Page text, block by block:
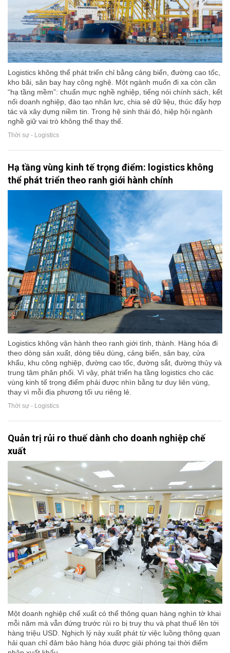
Logistics không thể phát triển chỉ bằng cảng biển, đường cao tốc,
kho bãi, sân bay hay công nghệ. Một ngành muốn đi xa còn cần
“hạ tầng mềm”: chuẩn mực nghề nghiệp, tiếng nói chính sách, kết
nối doanh nghiệp, đào tạo nhân lực, chia sẻ dữ liệu, thúc đẩy hợp
tác và xây dựng niềm tin. Trong hệ sinh thái đó, hiệp hội ngành
nghề giữ vai trò không thể thay thế.
Thời sự - Logistics
Hạ tầng vùng kinh tế trọng điểm: logistics không
thể phát triển theo ranh giới hành chính
Logistics không vận hành theo ranh giới tỉnh, thành. Hàng hóa đi
theo dòng sản xuất, dòng tiêu dùng, cảng biển, sân bay, cửa
khẩu, khu công nghiệp, đường cao tốc, đường sắt, đường thủy và
trung tâm phân phối. Vì vậy, phát triển hạ tầng logistics cho các
vùng kinh tế trọng điểm phải được nhìn bằng tư duy liên vùng,
thay vì mỗi địa phương tối ưu riêng lẻ.
Thời sự - Logistics
Quản trị rủi ro thuế dành cho doanh nghiệp chế
xuất
Một doanh nghiệp chế xuất có thể thông quan hàng nghìn tờ khai
mỗi năm mà vẫn đứng trước rủi ro bị truy thu và phạt thuế lên tới
hàng triệu USD. Nghịch lý này xuất phát từ việc luồng thông quan
hải quan chỉ đảm bảo hàng hóa được giải phóng tại thời điểm